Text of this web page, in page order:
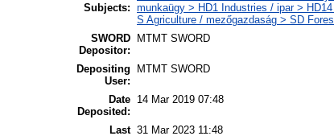
Subjects: munkaügy > HD1 Industries / ipar >
S Agriculture / mezőgazdaság > SD
SWORD
Depositor:
MTMT SWORD
Depositing
User:
MTMT SWORD
Date
Deposited:
14 Mar 2019 07:48
Last 31 Mar 2023 11:48